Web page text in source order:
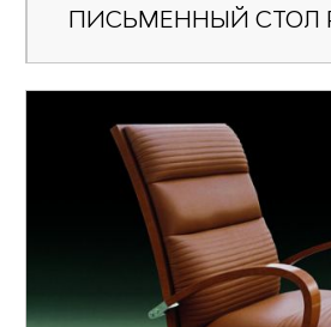
ПИСЬМЕННЫЙ СТОЛ